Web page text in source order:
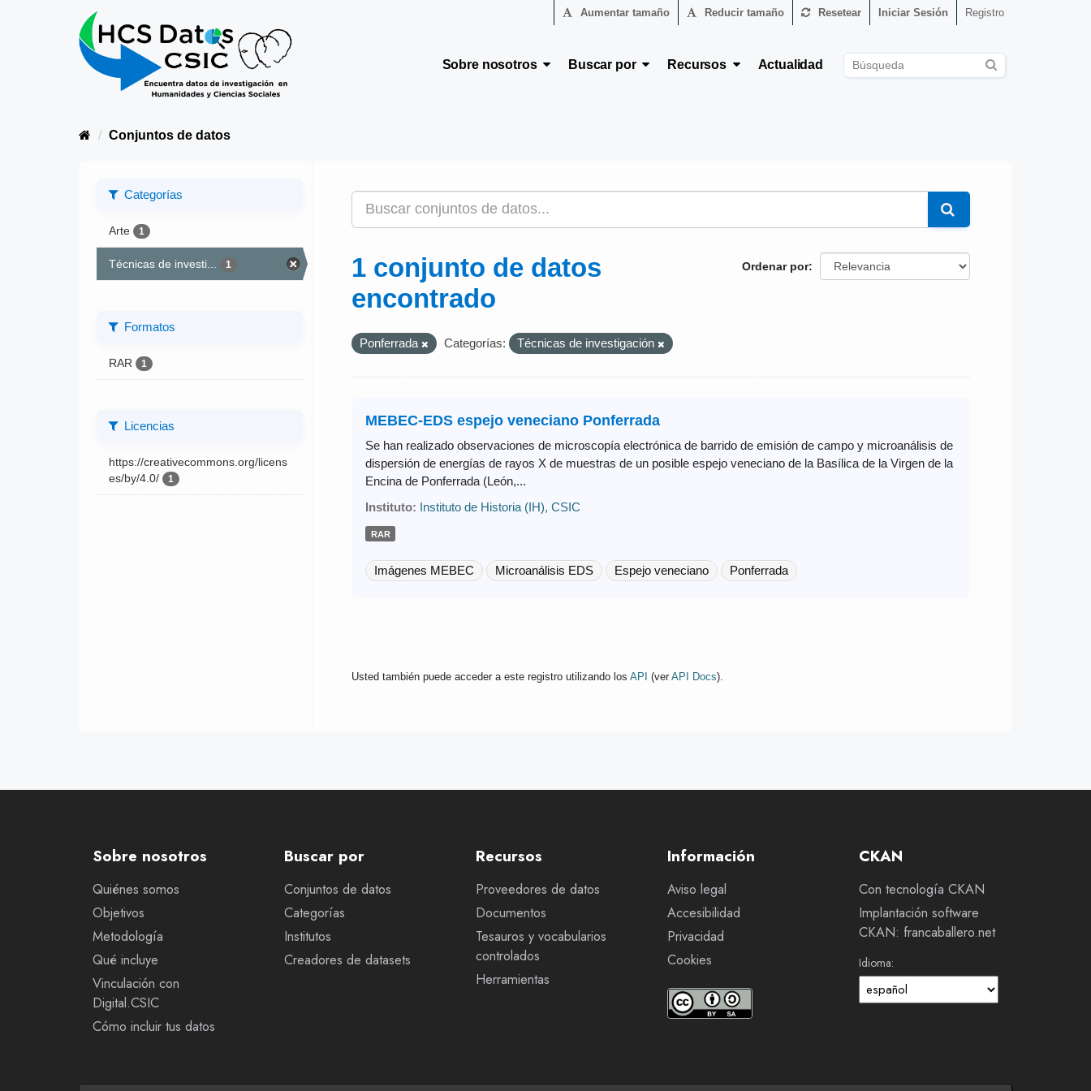
Aumentar tamaño Reducir tamaño Resetear Iniciar Sesión Registro
Sobre nosotros Buscar por Recursos Actualidad
Conjuntos de datos
Categorías
Arte 1
Técnicas de investi... 1
Formatos
RAR 1
Licencias
https://creativecommons.org/licens
es/by/4.0/
1
Ordenar por
1 conjunto de datos
encontrado
Ponferrada Categorías: Técnicas de investigación
MEBEC-EDS espejo veneciano Ponferrada
Se han realizado observaciones de microscopía electrónica de barrido de emisión de campo y microanálisis de
dispersión de energías de rayos X de muestras de un posible espejo veneciano de la Basílica de la Virgen de la
Encina de Ponferrada (León,...
Instituto: Instituto de Historia (IH), CSIC
RAR
Imágenes MEBEC Microanálisis EDS Espejo veneciano Ponferrada
Usted también puede acceder a este registro utilizando los API (ver API Docs).
Sobre nosotros
Quiénes somos
Objetivos
Metodología
Qué incluye
Vinculación con
Digital.CSIC
Cómo incluir tus datos
Buscar por
Conjuntos de datos
Categorías
Institutos
Creadores de datasets
Recursos
Proveedores de datos
Documentos
Tesauros y vocabularios
controlados
Herramientas
Información
Aviso legal
Accesibilidad
Privacidad
Cookies
CKAN
Con tecnología CKAN
Implantación software
CKAN: francaballero.net
Idioma